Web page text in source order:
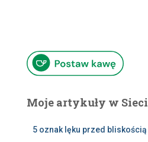
Moje artykuły w Sieci
5 oznak lęku przed bliskością